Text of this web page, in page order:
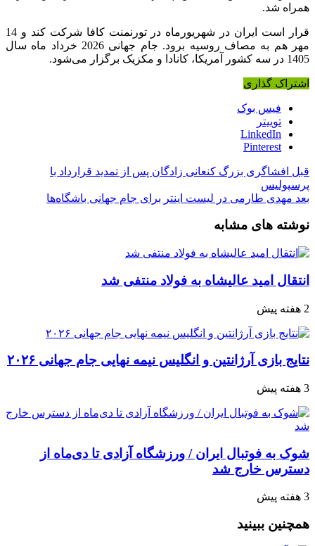
همراه شد.
قرار است ایران در شهریورماه در تورنمنت کافا شرکت کند و 14
مهر هم به مصاف روسیه برود. جام جهانی 2026 خرداد ماه سال
1405 در سه کشور آمریکا، کانادا و مکزیک برگزار می‌شود.
اشتراک گذاری
فیس بوک
توییتر
LinkedIn
Pinterest
قبل افشاگری بزرگ کنعانی زادگان پس از تمدید قرارداد با
پرسپولیس
بعد مهدی طارمی در لیست اینتر برای جام جهانی باشگاه‌ها
نوشته های مشابه
انتقال امید عالیشاه به فولاد منتفی شد
2 هفته پیش
نتایج بازی آرژانتین و انگلیس نیمه نهایی جام جهانی ۲۰۲۶
3 هفته پیش
شوک به فوتبال ایران / ورزشگاه آزادی تا دی‌ماه از
دسترس خارج شد
3 هفته پیش
همچنین ببینید